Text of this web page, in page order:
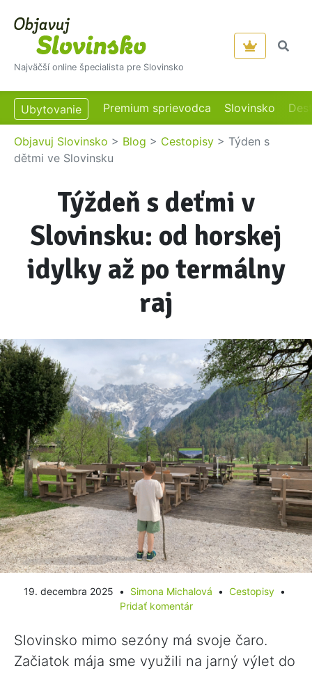
Najväčší online špecialista pre Slovinsko
Ubytovanie Premium sprievodca Slovinsko
Objavuj Slovinsko > Blog > Cestopisy > Týden s
dětmi ve Slovinsku
Týždeň s deťmi v
Slovinsku: od horskej
idylky až po termálny
raj
19. decembra 2025 Simona Michalová
Cestopisy
Pridať komentár
Slovinsko mimo sezóny má svoje čaro.
Začiatok mája sme využili na jarný výlet do